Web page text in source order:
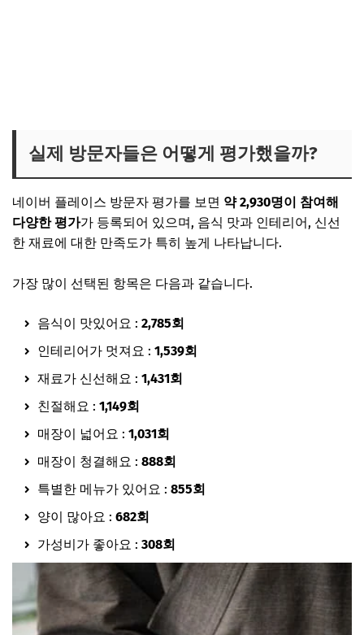
실제 방문자들은 어떻게 평가했을까?
네이버 플레이스 방문자 평가를 보면 약 2,930명이 참여해
다양한 평가가 등록되어 있으며, 음식 맛과 인테리어, 신선
한 재료에 대한 만족도가 특히 높게 나타납니다.
가장 많이 선택된 항목은 다음과 같습니다.
음식이 맛있어요 : 2,785회
인테리어가 멋져요 : 1,539회
재료가 신선해요 : 1,431회
친절해요 : 1,149회
매장이 넓어요 : 1,031회
매장이 청결해요 : 888회
특별한 메뉴가 있어요 : 855회
양이 많아요 : 682회
가성비가 좋아요 : 308회